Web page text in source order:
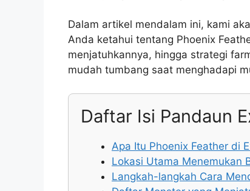
Dalam artikel mendalam ini, kami
Anda ketahui tentang Phoenix
menjatuhkannya, hingga strategi
mudah tumbang saat menghadapi
Daftar Isi Pandaun
Apa Itu Phoenix Feather di
Lokasi Utama Menemukan
Langkah-langkah Cara